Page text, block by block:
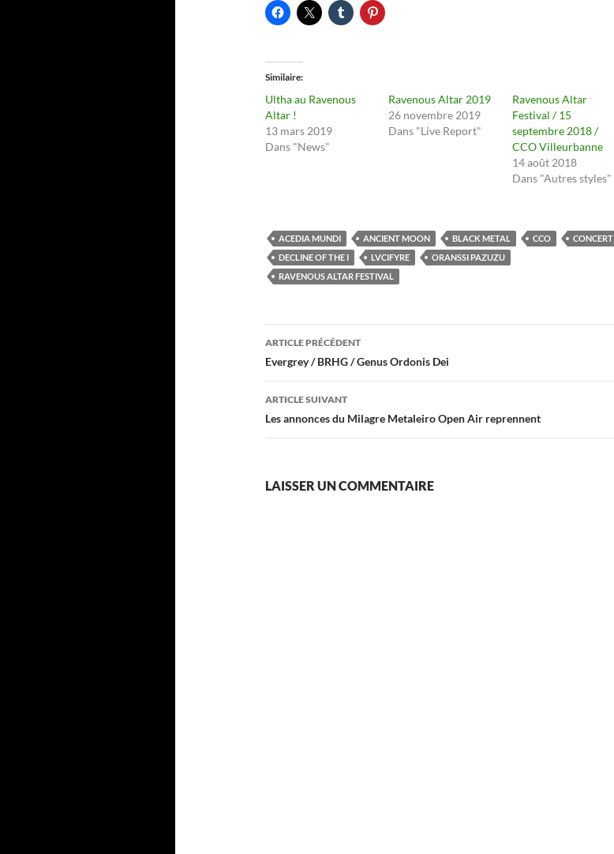
Similaire
Ultha au Ravenous
Altar !
13 mars 2019
Dans "News"
Ravenous Altar 2019
26 novembre 2019
Dans "Live Report"
Ravenous Altar
Festival / 15
septembre 2018 /
CCO Villeurbanne
14 août 2018
Dans "Autres styles"
ACEDIA MUNDI ANCIENT MOON BLACK METAL CCO
CONCERT
DECLINE OF THE I
LVCIFYRE
ORANSSI PAZUZU
RAVENOUS ALTAR FESTIVAL
Navigation
des
articles
ARTICLE PRÉCÉDENT
Evergrey / BRHG / Genus Ordonis Dei
ARTICLE SUIVANT
Les annonces du Milagre Metaleiro Open Air reprennent
LAISSER UN COMMENTAIRE